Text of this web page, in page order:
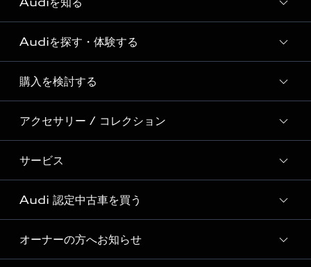
Audi ブランド
Story of Progress
Audi Sport
Formula 1®
デジタルサービス
Audiを探す・体験する
ディーラー検索
新車在庫検索
試乗車・展示車検索
見積り依頼
試乗予約
購入を検討する
モデル一覧
特別仕様モデル / 限定モデル
e-tronラインアップ
価格シミュレーション
車両比較
アクセサリー / コレクション
純正アクセサリー
オンラインショップ
Audi collection
アウディナビアプリ
サービス
サービス入庫予約
サービスプログラム
メンテナンス
Audi 認定中古車を買う
Audi認定中古車
オーナーの方へお知らせ